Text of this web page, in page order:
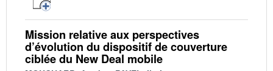
Mission relative aux perspectives
d’évolution du dispositif de couverture
ciblée du New Deal mobile